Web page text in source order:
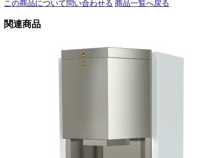
この商品について問い合わせる 商品一覧へ戻る
関連商品